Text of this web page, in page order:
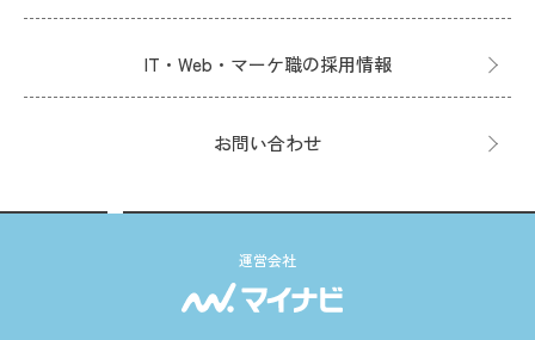
IT・Web・マーケ職の採用情報
お問い合わせ
運営会社